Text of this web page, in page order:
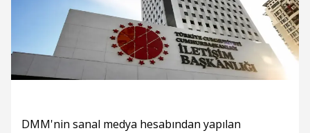
DMM'nin sanal medya hesabından yapılan